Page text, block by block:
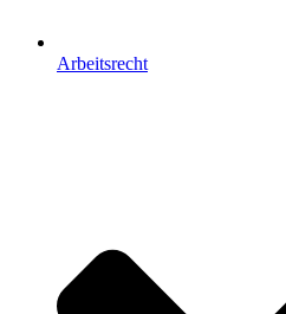
Arbeitsrecht